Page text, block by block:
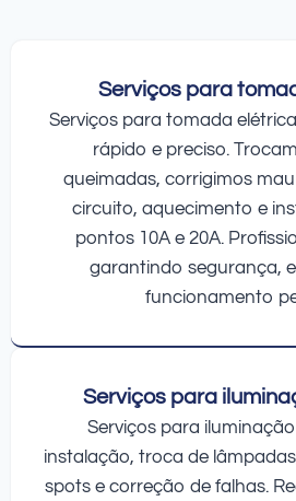
Serviços para
Serviços para tomada
rápido e preciso.
queimadas, corrigimos
circuito, aquecimento e
pontos 10A e 20A.
garantindo segurança,
funcionamento
Serviços para
Serviços para
instalação, troca de
spots e correção de falhas.